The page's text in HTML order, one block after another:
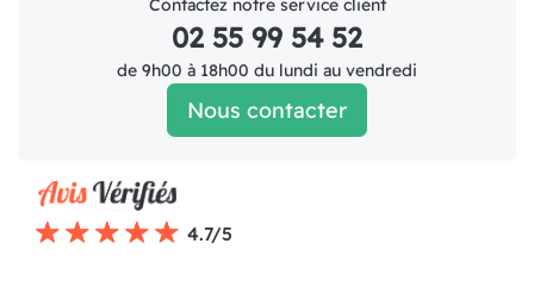
Contactez notre service client
02 55 99 54 52
de 9h00 à 18h00 du lundi au vendredi
Nous contacter
4.7/5